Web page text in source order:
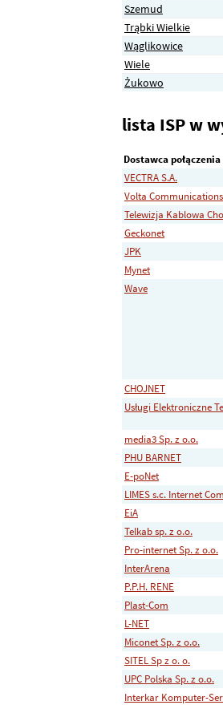
Szemud
Trąbki Wielkie
Wąglikowice
Wiele
Żukowo
lista ISP w
Dostawca połączenia
VECTRA S.A.
Volta
Telewizja Kablowa
Geckonet
JPK
Mynet
Wave
CHOJNET
Usługi Elektroniczne
media3 Sp. z o.o.
PHU BARNET
E-poNet
LIMES s.c. Internet
EiA
Telkab sp. z o.o.
Pro-internet Sp. z o.o.
InterArena
P.P.H. RENE
Plast-Com
L-NET
Miconet Sp. z o.o.
SITEL Sp z o. o.
UPC Polska Sp. z o.o.
Interkar Komputer-